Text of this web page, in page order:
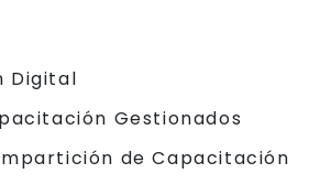
Digital
Gestionados
de Capacitación